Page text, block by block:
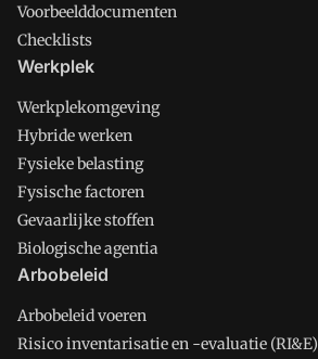
Voorbeelddocumenten
Checklists
Werkplek
Werkplekomgeving
Hybride werken
Fysieke belasting
Fysische factoren
Gevaarlijke stoffen
Biologische agentia
Arbobeleid
Arbobeleid voeren
Risico inventarisatie en -evaluatie (RI&E)